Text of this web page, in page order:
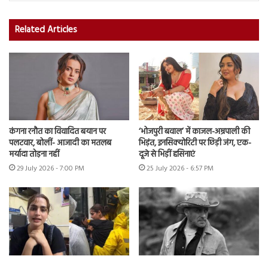
Related Articles
कंगना रनौत का विवादित बयान पर
पलटवार, बोलीं- आजादी का मतलब
मर्यादा तोड़ना नहीं
29 July 2026 - 7:00 PM
‘भोजपुरी बवाल’ में काजल-अम्रपाली की
भिड़ंत, इनसिक्योरिटी पर छिड़ी जंग, एक-
दूजे से भिड़ीं हसिनाएं
25 July 2026 - 6:57 PM